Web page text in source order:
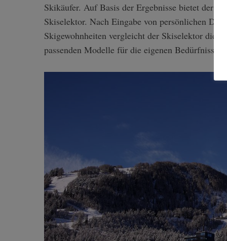
Skikäufer. Auf Basis der Ergebnisse bietet der
Skiselektor. Nach Eingabe von persönlichen
Skigewohnheiten vergleicht der Skiselektor die
passenden Modelle für die eigenen Bedürfnisse